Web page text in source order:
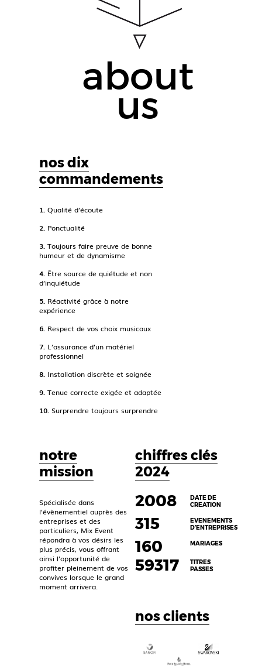
about
us
nos dix
commandements
1. Qualité d’écoute
2. Ponctualité
3. Toujours faire preuve de bonne
humeur et de dynamisme
4. Être source de quiétude et non
d’inquiétude
5. Réactivité grâce à notre
expérience
6. Respect de vos choix musicaux
7. L’assurance d’un matériel
professionnel
8. Installation discrète et soignée
9. Tenue correcte exigée et adaptée
10. Surprendre toujours surprendre
notre
mission
Spécialisée dans
l’évènementiel auprès des
entreprises et des
particuliers, Mix Event
répondra à vos désirs les
plus précis, vous offrant
ainsi l’opportunité de
profiter pleinement de vos
convives lorsque le grand
moment arrivera.
chiffres clés
2024
2008
DATE DE
CREATION
315
EVENEMENTS
D’ENTREPRISES
160 MARIAGES
59317
TITRES
PASSES
nos clients